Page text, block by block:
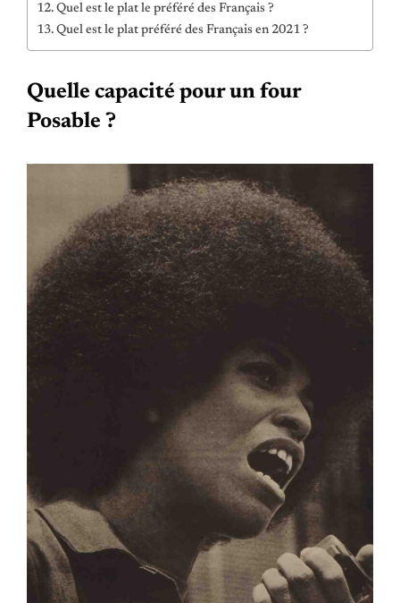
Quel est le plat le préféré des Français ?
Quel est le plat préféré des Français en 2021 ?
Quelle capacité pour un four
Posable ?